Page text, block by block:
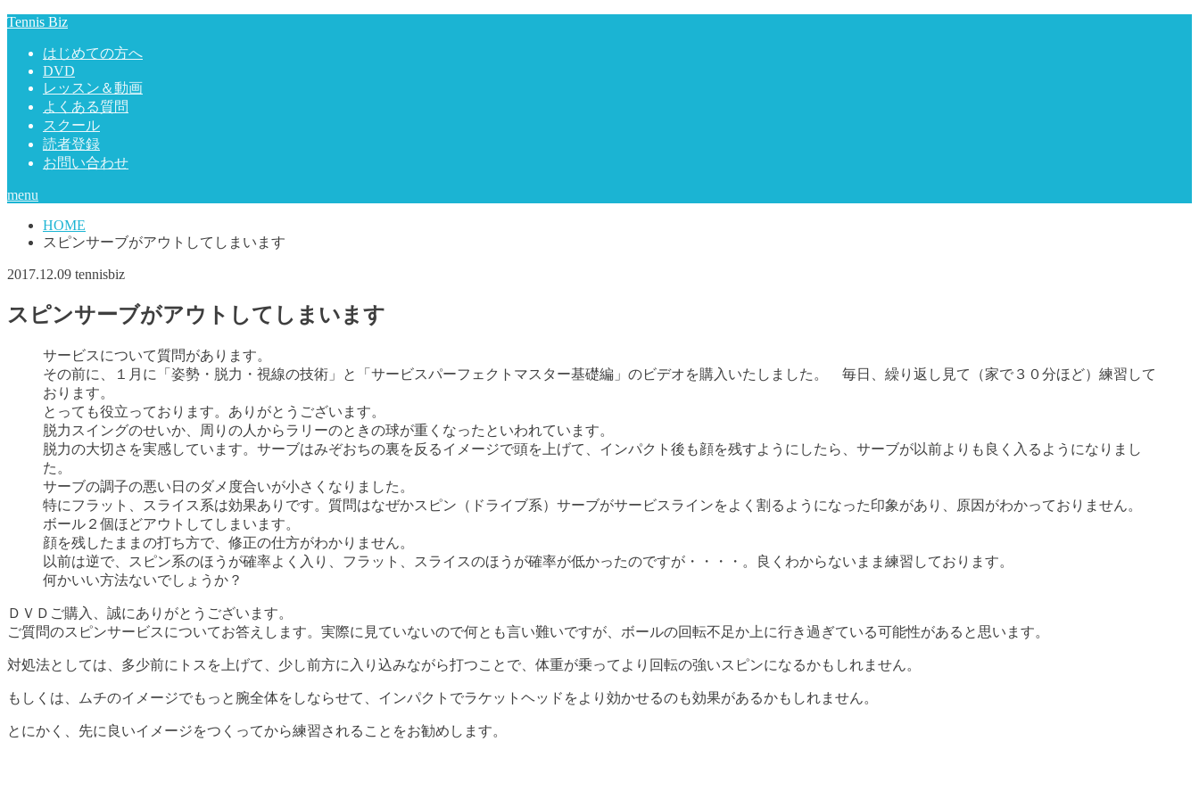
Tennis Biz
はじめての方へ
DVD
レッスン＆動画
よくある質問
スクール
読者登録
お問い合わせ
menu
HOME
スピンサーブがアウトしてしまいます
2017.12.09 tennisbiz
スピンサーブがアウトしてしまいます
サービスについて質問があります。
その前に、１月に「姿勢・脱力・視線の技術」と「サービスパーフェクトマスター基礎編」のビデオを購入いたしました。 毎日、繰り返し見て（家で３０分ほど）練習して
おります。
とっても役立っております。ありがとうございます。
脱力スイングのせいか、周りの人からラリーのときの球が重くなったといわれています。
脱力の大切さを実感しています。サーブはみぞおちの裏を反るイメージで頭を上げて、インパクト後も顔を残すようにしたら、サーブが以前よりも良く入るようになりまし
た。
サーブの調子の悪い日のダメ度合いが小さくなりました。
特にフラット、スライス系は効果ありです。質問はなぜかスピン（ドライブ系）サーブがサービスラインをよく割るようになった印象があり、原因がわかっておりません。
ボール２個ほどアウトしてしまいます。
顔を残したままの打ち方で、修正の仕方がわかりません。
以前は逆で、スピン系のほうが確率よく入り、フラット、スライスのほうが確率が低かったのですが・・・・。良くわからないまま練習しております。
何かいい方法ないでしょうか？
ＤＶＤご購入、誠にありがとうございます。
ご質問のスピンサービスについてお答えします。実際に見ていないので何とも言い難いですが、ボールの回転不足か上に行き過ぎている可能性があると思います。
対処法としては、多少前にトスを上げて、少し前方に入り込みながら打つことで、体重が乗ってより回転の強いスピンになるかもしれません。
もしくは、ムチのイメージでもっと腕全体をしならせて、インパクトでラケットヘッドをより効かせるのも効果があるかもしれません。
とにかく、先に良いイメージをつくってから練習されることをお勧めします。